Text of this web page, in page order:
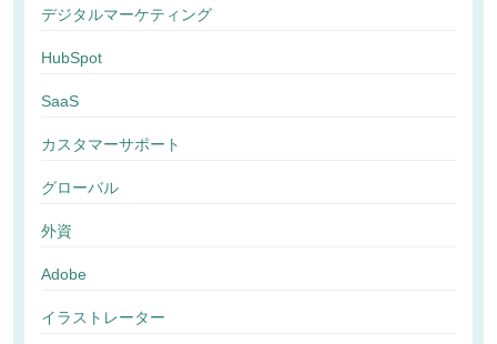
デジタルマーケティング
HubSpot
SaaS
カスタマーサポート
グローバル
外資
Adobe
イラストレーター